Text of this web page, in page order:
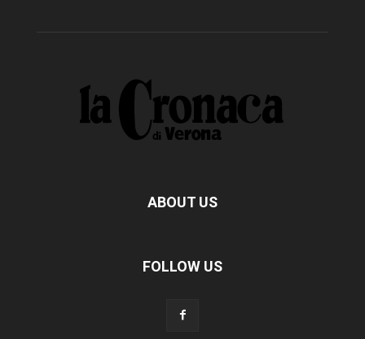
ABOUT US
FOLLOW US